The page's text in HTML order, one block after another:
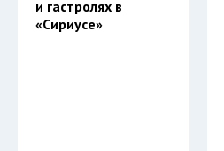
и гастролях в
«Сириусе»